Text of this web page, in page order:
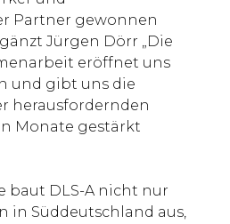
Partner gewonnen
Jürgen Dörr „Die
eröffnet uns
und gibt uns die
herausfordernden
Monate gestärkt
baut DLS-A nicht nur
in Süddeutschland aus,